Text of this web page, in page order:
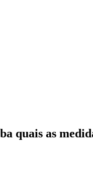
quais as